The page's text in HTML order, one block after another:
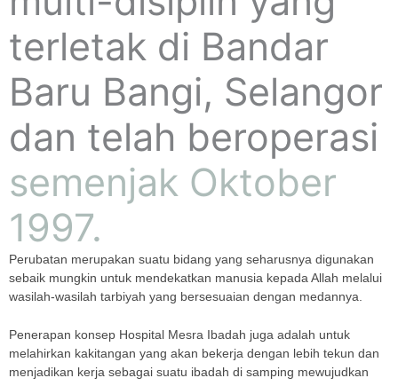
terletak di Bandar
Baru Bangi, Selangor
dan telah beroperasi
semenjak Oktober
1997.
Perubatan merupakan suatu bidang yang seharusnya digunakan
sebaik mungkin untuk mendekatkan manusia kepada Allah melalui
wasilah-wasilah tarbiyah yang bersesuaian dengan medannya.
Penerapan konsep Hospital Mesra Ibadah juga adalah untuk
melahirkan kakitangan yang akan bekerja dengan lebih tekun dan
menjadikan kerja sebagai suatu ibadah di samping mewujudkan